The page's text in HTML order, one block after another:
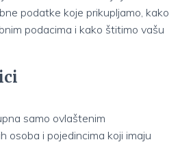
podatke koje prikupljamo, kako
podacima i kako štitimo vašu
samo ovlaštenim
osoba i pojedincima koji imaju